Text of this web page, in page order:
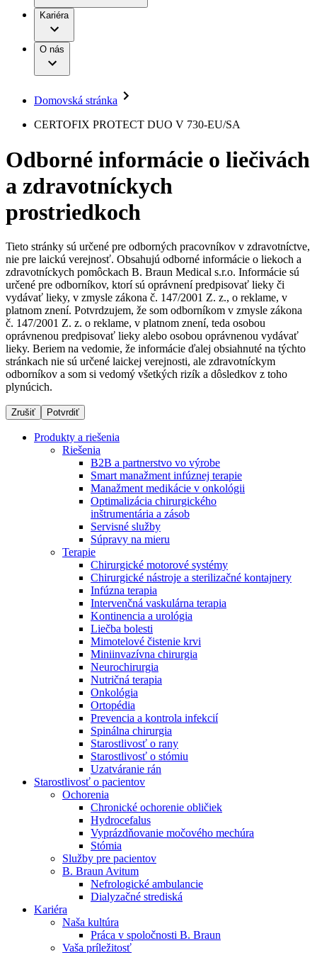
Terapie
Kontinencia a urológia
Liečba bolesti
Miniinvazívna chirurgia
Nutričná terapia
Onkológia
Ortopédia
Prevencia a kontrola infekcií
Spinálna chirurgia
Starostlivosť o rany
Uzatváranie rán
Riešenia
Terapie
Produktový katalóg​
Objavte naše produkty. ​Navštívte produktový katalóg B.
Braun​ s našim kompletným produktovým portfóliom.​
B. Braun Avitum
Ochorenia
Služby pre pacientov
Dialyzačné strediská
B. Braun Avitum poskytuje kvalitnú dialyzačnú starostlivosť
vo všetkých svojich strediskách na Slovensku. Viac
informácií nájdete na stránke jednotlivých stredísk.
Nefrologické ambulancie
V nefrologických ambulanciách prevádzkujeme poradenstvo
a prípravu pacientov k jednotlivým metódam náhrady funkcie
obličiek. Zvoľte si mesto, ktoré potrebujete a navštívte nás.
Práca a kariéra
Naša kultúra
Vaša príležitosť
Nájdite si prácu u nás​
Objavte svoje kariérne príležitosti ​v B. Braun. Vyhľadajte náš
trh práce​ pre zaujímavé pozície na Slovensku.​
Zodpovednosť
Médiá
Tlačové správy
Kontakt
Kontaktný formulár
Spoločnosť
Médiá
Kontakt
Zostaňte v dialógu s B. Braun. Kontaktujte nás.
Kariéra
O nás
Domovská stránka
CERTOFIX PROTECT DUO V 730-EU/SA
Odborné informácie o liečivách
a zdravotníckych
prostriedkoch
Tieto stránky sú určené pre odborných pracovníkov v zdravotníctve,
nie pre laickú verejnosť. Obsahujú odborné informácie o liekoch a
zdravotníckych pomôckach B. Braun Medical s.r.o. Informácie sú
určené pre odborníkov, ktorí sú oprávnení predpisovať lieky či
vydávať lieky, v zmysle zákona č. 147/2001 Z. z., o reklame, v
platnom znení. Potvrdzujem, že som odborníkom v zmysle zákona
č. 147/2001 Z. z. o reklame, v platnom znení, teda osobou
oprávnenou predpisovať lieky alebo osobou oprávnenou vydávať
lieky. Beriem na vedomie, že informácie ďalej obsiahnuté na týchto
stránkach nie sú určené laickej verejnosti, ale zdravotníckym
odborníkov a som si vedomý všetkých rizík a dôsledkov z toho
plynúcich.
Zrušiť Potvrdiť
Produkty a riešenia
Riešenia
B2B a partnerstvo vo výrobe
Smart manažment infúznej terapie
Manažment medikácie v onkológii
Optimalizácia chirurgického
inštrumentária a zásob
Servisné služby
Súpravy na mieru
Terapie
Chirurgické motorové systémy
Chirurgické nástroje a sterilizačné kontajnery
Infúzna terapia
Intervenčná vaskulárna terapia
Kontinencia a urológia
Liečba bolesti
Mimotelové čistenie krvi
Miniinvazívna chirurgia
Neurochirurgia
Nutričná terapia
Onkológia
Ortopédia
Prevencia a kontrola infekcií
Spinálna chirurgia
Starostlivosť o rany
Starostlivosť o stómiu
Uzatváranie rán
Starostlivosť o pacientov
Ochorenia
Chronické ochorenie obličiek
Hydrocefalus
Vyprázdňovanie močového mechúra
Stómia
Služby pre pacientov
B. Braun Avitum
Nefrologické ambulancie
Dialyzačné strediská
Kariéra
Naša kultúra
Práca v spoločnosti B. Braun
Vaša príležitosť